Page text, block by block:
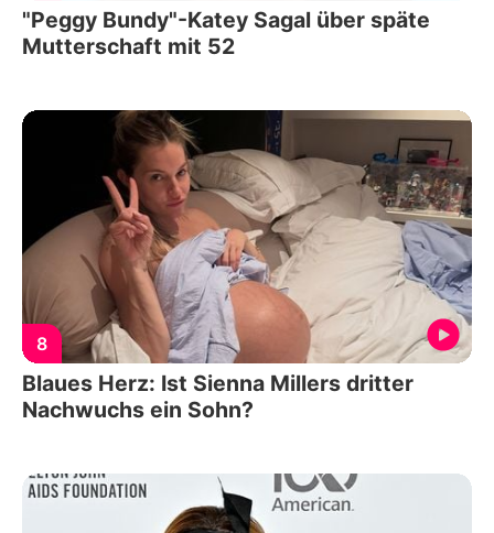
"Peggy Bundy"-Katey Sagal über späte
Mutterschaft mit 52
8
Blaues Herz: Ist Sienna Millers dritter
Nachwuchs ein Sohn?